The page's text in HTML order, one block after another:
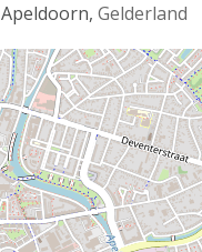
Apeldoorn, Gelderland